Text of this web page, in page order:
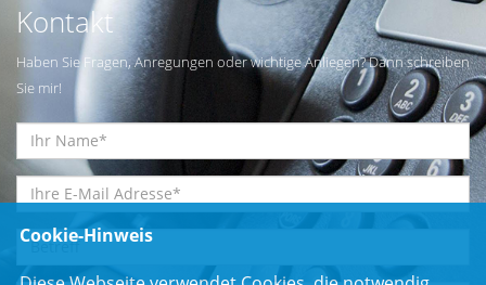
Kontakt
Haben Sie Fragen, Anregungen oder wichtige Anliegen? Dann schreiben
Sie mir!
Cookie-Hinweis